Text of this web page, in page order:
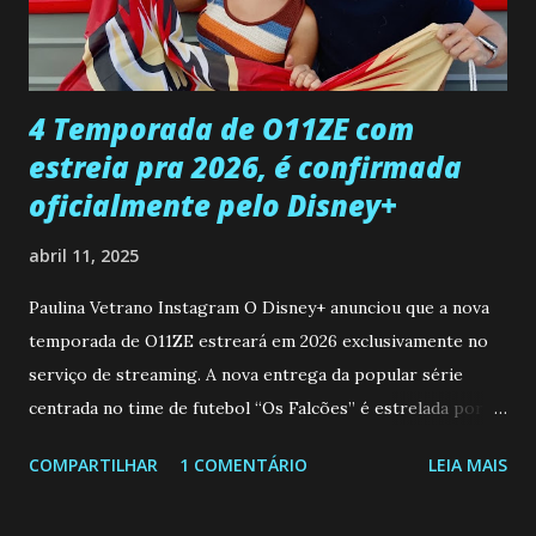
ter sido vítima da fúria de Gabriel. Artur informa a Gabriel
que a clínica inseminou por engano outra paciente, que está
...
4 Temporada de O11ZE com
estreia pra 2026, é confirmada
oficialmente pelo Disney+
abril 11, 2025
Paulina Vetrano Instagram O Disney+ anunciou que a nova
temporada de O11ZE estreará em 2026 exclusivamente no
serviço de streaming. A nova entrega da popular série
centrada no time de futebol “Os Falcões” é estrelada por
Brum (Dedé), que voltam a interpretar seus personagens
COMPARTILHAR 1 COMENTÁRIO LEIA MAIS